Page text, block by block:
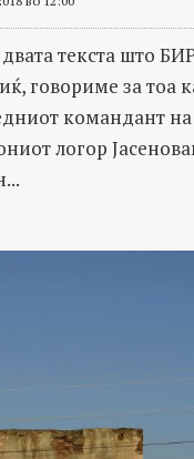
текста што
говориме за тоа
командант на
логор